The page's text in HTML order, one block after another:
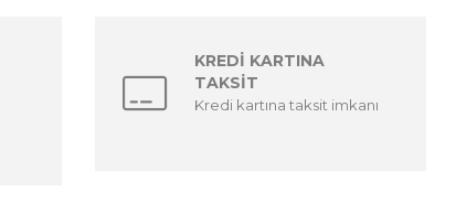
KREDİ KARTINA
TAKSİT
Kredi kartına taksit imkanı